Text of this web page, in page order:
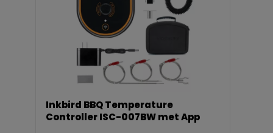
Inkbird BBQ Temperature
Controller ISC-007BW met App